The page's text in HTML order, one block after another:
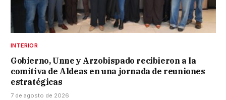
INTERIOR
Gobierno, Unne y Arzobispado recibieron a la
comitiva de Aldeas en una jornada de reuniones
estratégicas
7 de agosto de 2026